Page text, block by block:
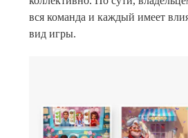
вся команда и каждый имеет
вид игры.